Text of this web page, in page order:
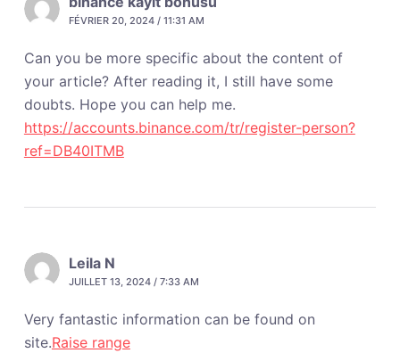
FÉVRIER 20, 2024 / 11:31 AM
Can you be more specific about the content of
your article? After reading it, I still have some
doubts. Hope you can help me.
https://accounts.binance.com/tr/register-person?
ref=DB40ITMB
Leila N
JUILLET 13, 2024 / 7:33 AM
Very fantastic information can be found on
site.Raise range